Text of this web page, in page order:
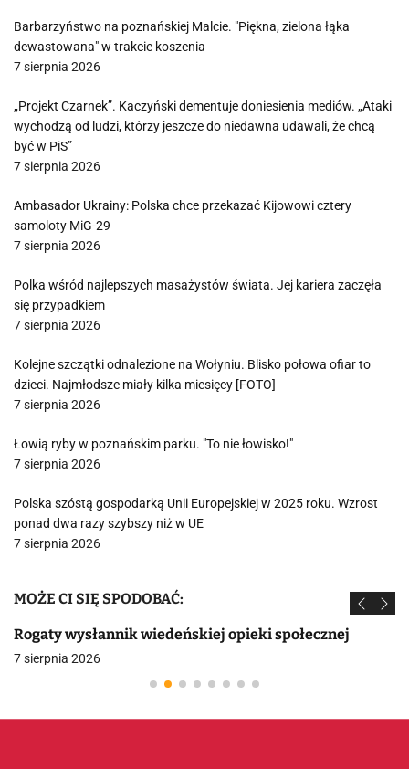
Barbarzyństwo na poznańskiej Malcie. "Piękna, zielona łąka
dewastowana" w trakcie koszenia
7 sierpnia 2026
„Projekt Czarnek”. Kaczyński dementuje doniesienia mediów. „Ataki
wychodzą od ludzi, którzy jeszcze do niedawna udawali, że chcą
być w PiS”
7 sierpnia 2026
Ambasador Ukrainy: Polska chce przekazać Kijowowi cztery
samoloty MiG-29
7 sierpnia 2026
Polka wśród najlepszych masażystów świata. Jej kariera zaczęła
się przypadkiem
7 sierpnia 2026
Kolejne szczątki odnalezione na Wołyniu. Blisko połowa ofiar to
dzieci. Najmłodsze miały kilka miesięcy [FOTO]
7 sierpnia 2026
Łowią ryby w poznańskim parku. "To nie łowisko!"
7 sierpnia 2026
Polska szóstą gospodarką Unii Europejskiej w 2025 roku. Wzrost
ponad dwa razy szybszy niż w UE
7 sierpnia 2026
MOŻE CI SIĘ SPODOBAĆ:
Rogaty wysłannik wiedeńskiej opieki społecznej
7 sierpnia 2026